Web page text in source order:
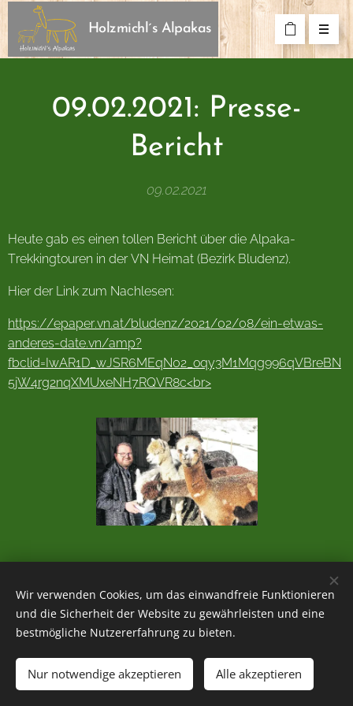
Holzmichl´s Alpakas
09.02.2021: Presse-
Bericht
09.02.2021
Heute gab es einen tollen Bericht über die Alpaka-
Trekkingtouren in der VN Heimat (Bezirk Bludenz).
Hier der Link zum Nachlesen:
https://epaper.vn.at/bludenz/2021/02/08/ein-etwas-
anderes-date.vn/amp?
fbclid=IwAR1D_wJSR6MEqN02_oqy3M1Mqg996qVBreBN
5jW4rg2nqXMUxeNH7RQVR8c<br>
Holzmichl's Alpakas 2021 | alle Rechte vorbehalten
Allgemeine Geschäftsbedingungen Cookies
Wir verwenden Cookies, um das einwandfreie Funktionieren
und die Sicherheit der Website zu gewährleisten und eine
bestmögliche Nutzererfahrung zu bieten.
Nur notwendige akzeptieren Alle akzeptieren